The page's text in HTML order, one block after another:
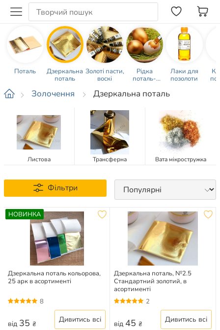
Поталь
Дзеркальна
поталь
Золоті пасти,
воскі
Рідка
поталь-
металізовані
Лаки для
позолоти
Золочення Дзеркальна поталь
Листова Трансферна Вата мікростружка
Фільтри
НОВИНКА
Дзеркальна поталь кольорова,
25 арк в асортименті
8
від 35 ₴ Дивитись всі
Дзеркальна поталь, №2.5
Стандартний золотий, в
асортименті
2
від 45 ₴ Дивитись всі